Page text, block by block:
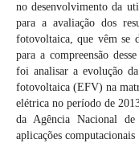
no desenvolvimento da
para a avaliação dos
fotovoltaica, que vêm se
para a compreensão
foi analisar a evolução
fotovoltaica (EFV) na
elétrica no período de
da Agência Nacional
aplicações